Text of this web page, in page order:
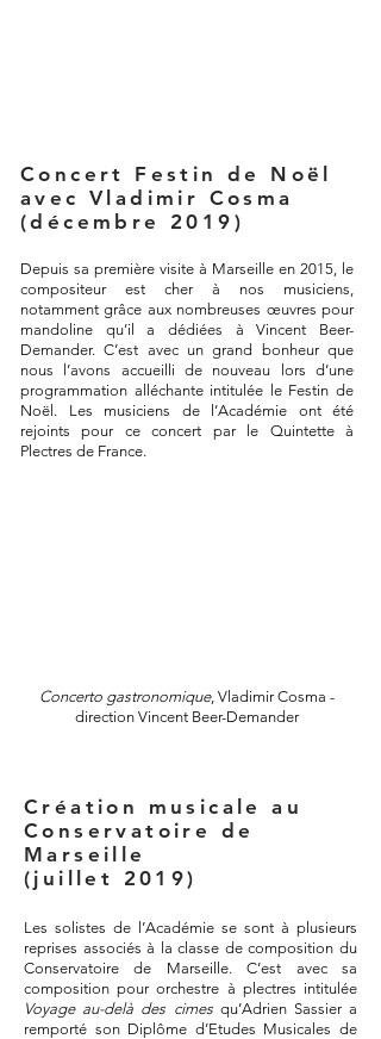
Concert Festin de Noël
avec Vladimir Cosma
(décembre 2019)
Depuis sa première visite à Marseille en 2015, le
compositeur est cher à nos musiciens,
notamment grâce aux nombreuses œuvres pour
mandoline qu’il a dédiées à Vincent Beer-
Demander. C’est avec un grand bonheur que
nous l’avons accueilli de nouveau lors d’une
programmation alléchante intitulée le Festin de
Noël. Les musiciens de l’Académie ont été
rejoints pour ce concert par le Quintette à
Plectres de France.
Concerto gastronomique, Vladimir Cosma -
direction Vincent Beer-Demander
Création musicale au
Conservatoire de
Marseille
(juillet 2019)
Les solistes de l’Académie se sont à plusieurs
reprises associés à la classe de composition du
Conservatoire de Marseille. C’est avec sa
composition pour orchestre à plectres intitulée
Voyage au-delà des cimesqu’Adrien Sassier a
remporté son Diplôme d’Etudes Musicales de